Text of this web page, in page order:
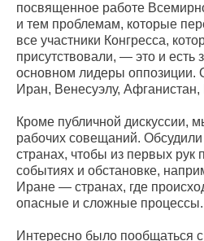
посвященное работе
и тем проблемам, которые
все участники Конгресса,
присутствовали, — это и есть
основном лидеры оппозиции.
Иран, Венесуэлу,
Кроме публичной дискуссии,
рабочих совещаний.
странах, чтобы из первых
событиях и обстановке,
Иране — странах, где
опасные и сложные процессы.
Интересно было пообщаться